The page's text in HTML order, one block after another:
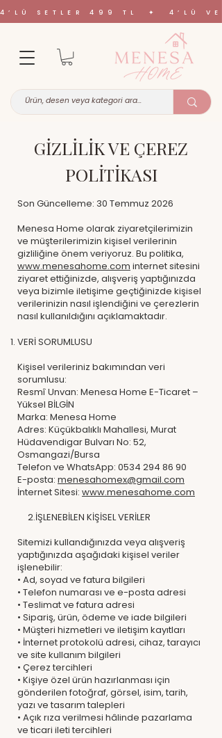
4’LÜ SETLER 499 TL ✦ 4’LÜ
GİZLİLİK VE ÇEREZ
POLİTİKASI
Son Güncelleme: 30 Temmuz 2026
Menesa Home olarak ziyaretçilerimizin
ve müşterilerimizin kişisel verilerinin
gizliliğine önem veriyoruz. Bu politika,
www.menesahome.com internet sitesini
ziyaret ettiğinizde, alışveriş yaptığınızda
veya bizimle iletişime geçtiğinizde kişisel
verilerinizin nasıl işlendiğini ve çerezlerin
nasıl kullanıldığını açıklamaktadır.
VERİ SORUMLUSU
Kişisel verileriniz bakımından veri
sorumlusu:
Resmî Unvan: Menesa Home E-Ticaret –
Yüksel BİLGİN
Marka: Menesa Home
Adres: Küçükbalıklı Mahallesi, Murat
Hüdavendigar Bulvarı No: 52,
Osmangazi/Bursa
Telefon ve WhatsApp: 0534 294 86 90
E-posta: menesahomex@gmail.com
İnternet Sitesi: www.menesahome.com
2.İŞLENEBİLEN KİŞİSEL VERİLER
Sitemizi kullandığınızda veya alışveriş
yaptığınızda aşağıdaki kişisel veriler
işlenebilir:
• Ad, soyad ve fatura bilgileri
• Telefon numarası ve e-posta adresi
• Teslimat ve fatura adresi
• Sipariş, ürün, ödeme ve iade bilgileri
• Müşteri hizmetleri ve iletişim kayıtları
• İnternet protokolü adresi, cihaz, tarayıcı
ve site kullanım bilgileri
• Çerez tercihleri
• Kişiye özel ürün hazırlanması için
gönderilen fotoğraf, görsel, isim, tarih,
yazı ve tasarım talepleri
• Açık rıza verilmesi hâlinde pazarlama
ve ticari ileti tercihleri